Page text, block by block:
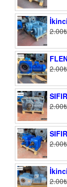
2.00₺
2.00₺
2.00₺
2.00₺
2.00₺